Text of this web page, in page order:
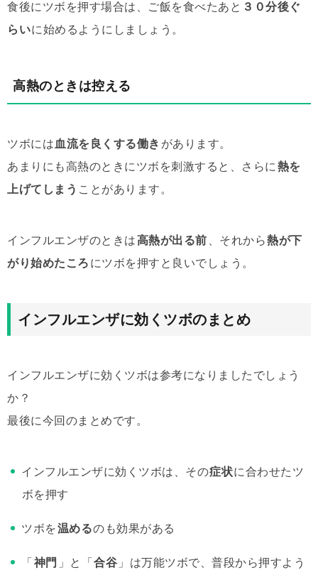
食後にツボを押す場合は、ご飯を食べたあと ３０分後ぐ
らいに始めるようにしましょう。
高熱のときは控える
ツボには 血流を良くする働き があります。
あまりにも高熱のときにツボを刺激すると、さらに 熱を
上げてしまう ことがあります。
インフルエンザのときは高熱が出る前 、それから熱が下
がり始めたころ にツボを押すと良いでしょう。
インフルエンザに効くツボのまとめ
インフルエンザに効くツボは参考になりましたでしょう
か？
最後に今回のまとめです。
インフルエンザに効くツボは、その症状に合わせたツ
ボを押す
ツボを温めるのも効果がある
「 神門 」と「 合谷 」は万能ツボで、普段から押すよう